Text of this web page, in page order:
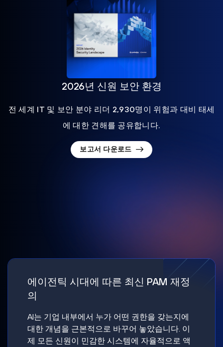
2026년 신원 보안 환경
전 세계 IT 및 보안 분야 리더 2,930명이 위험과 대비 태세
에 대한 견해를 공유합니다.
보고서 다운로드
에이전틱 시대에 따른 최신 PAM 재정
의
AI는 기업 내부에서 누가 어떤 권한을 갖는지에
대한 개념을 근본적으로 바꾸어 놓았습니다. 이
제 모든 신원이 민감한 시스템에 자율적으로 액